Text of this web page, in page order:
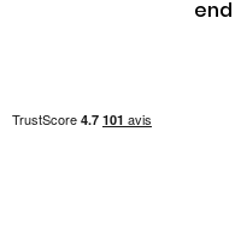
9
fixé le siège
la
9 impasse
de
end